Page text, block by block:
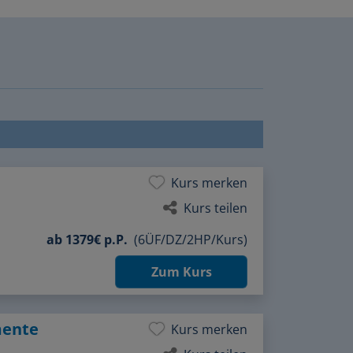
Kurs merken
Kurs teilen
ab 1379€ p.P.
(6ÜF/DZ/2HP/Kurs)
Zum Kurs
Kurs merken
Kurs teilen